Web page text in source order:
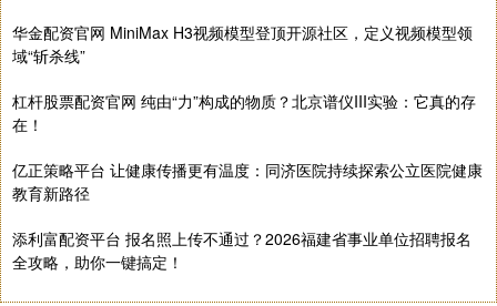
华金配资官网 MiniMax H3视频模型登顶开源社区，定义视频模型领
域“斩杀线”
杠杆股票配资官网 纯由“力”构成的物质？北京谱仪III实验：它真的存
在！
亿正策略平台 让健康传播更有温度：同济医院持续探索公立医院健康
教育新路径
添利富配资平台 报名照上传不通过？2026福建省事业单位招聘报名
全攻略，助你一键搞定！